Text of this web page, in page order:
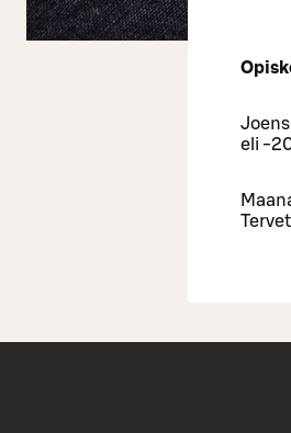
eli -